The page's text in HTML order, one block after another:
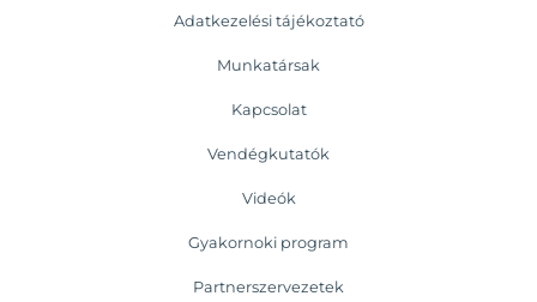
Adatkezelési tájékoztató
Munkatársak
Kapcsolat
Vendégkutatók
Videók
Gyakornoki program
Partnerszervezetek